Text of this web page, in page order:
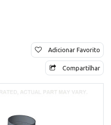
Adicionar Favorito
Compartilhar